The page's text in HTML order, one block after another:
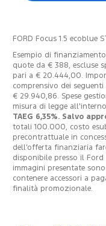
FORD Focus 1.5 ecoblue
Esempio di
quote da € 388, escluse
pari a € 20.444,00.
comprensivo dei
€ 29.940,86. Spese
misura di legge
TAEG 6,35%. Salvo
totali 100.000, costo
precontrattuale in
dell’offerta finanziaria
disponibile presso il
immagini presentate
contenere accessori a
finalità promozionale.